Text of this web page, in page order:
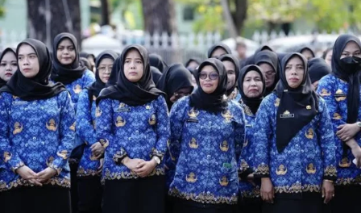
©
Copyright